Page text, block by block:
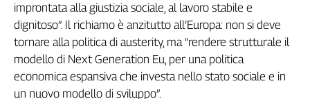
Abruzzo-
Molise
Alto
improntata alla giustizia sociale, al lavoro stabile e
dignitoso”. Il richiamo è anzitutto all’Europa: non si deve
tornare alla politica di austerity, ma “rendere strutturale il
modello di Next Generation Eu, per una politica
economica espansiva che investa nello stato sociale e in
un nuovo modello di sviluppo”.